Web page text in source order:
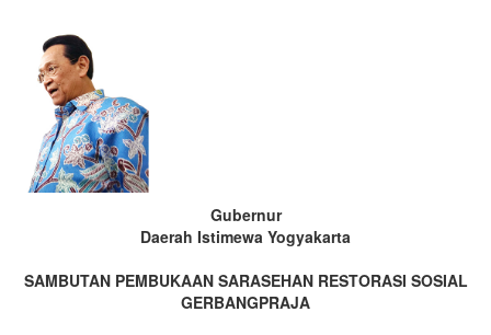
Gubernur
Daerah Istimewa Yogyakarta
SAMBUTAN PEMBUKAAN SARASEHAN RESTORASI SOSIAL
GERBANGPRAJA